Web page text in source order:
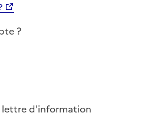
?
lettre d'information